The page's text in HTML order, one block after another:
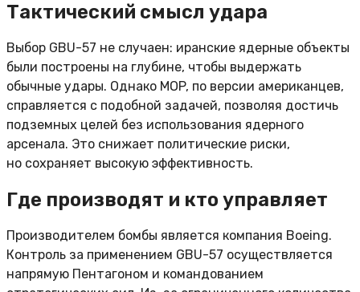
Тактический смысл удара
Выбор GBU-57 не случаен: иранские ядерные объекты
были построены на глубине, чтобы выдержать
обычные удары. Однако MOP, по версии американцев,
справляется с подобной задачей, позволяя достичь
подземных целей без использования ядерного
арсенала. Это снижает политические риски,
но сохраняет высокую эффективность.
Где производят и кто управляет
Производителем бомбы является компания Boeing.
Контроль за применением GBU-57 осуществляется
напрямую Пентагоном и командованием